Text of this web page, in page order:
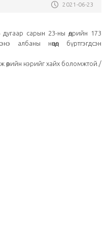
2021-06-23
дугаар сарын 23-ны өдрийн 173
албаны нөөцөд бүртгэгдсэн
өөрийн нэрийг хайх боломжтой. /